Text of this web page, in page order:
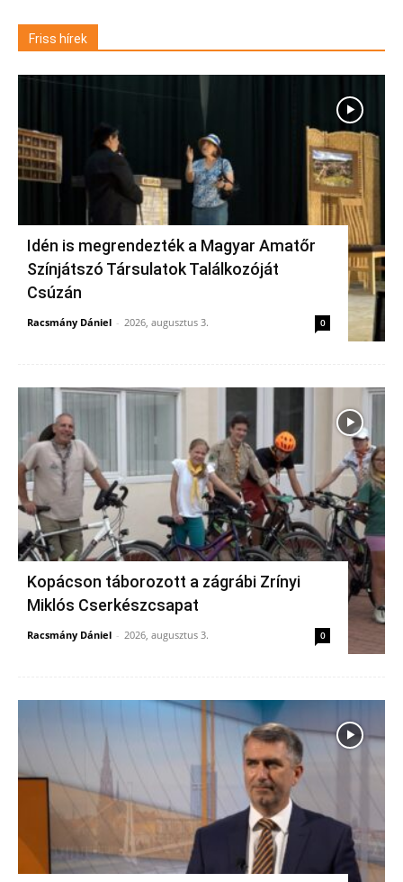
Friss hírek
Idén is megrendezték a Magyar Amatőr
Színjátszó Társulatok Találkozóját
Csúzán
Racsmány Dániel - 2026, augusztus 3. 0
Kopácson táborozott a zágrábi Zrínyi
Miklós Cserkészcsapat
Racsmány Dániel - 2026, augusztus 3. 0